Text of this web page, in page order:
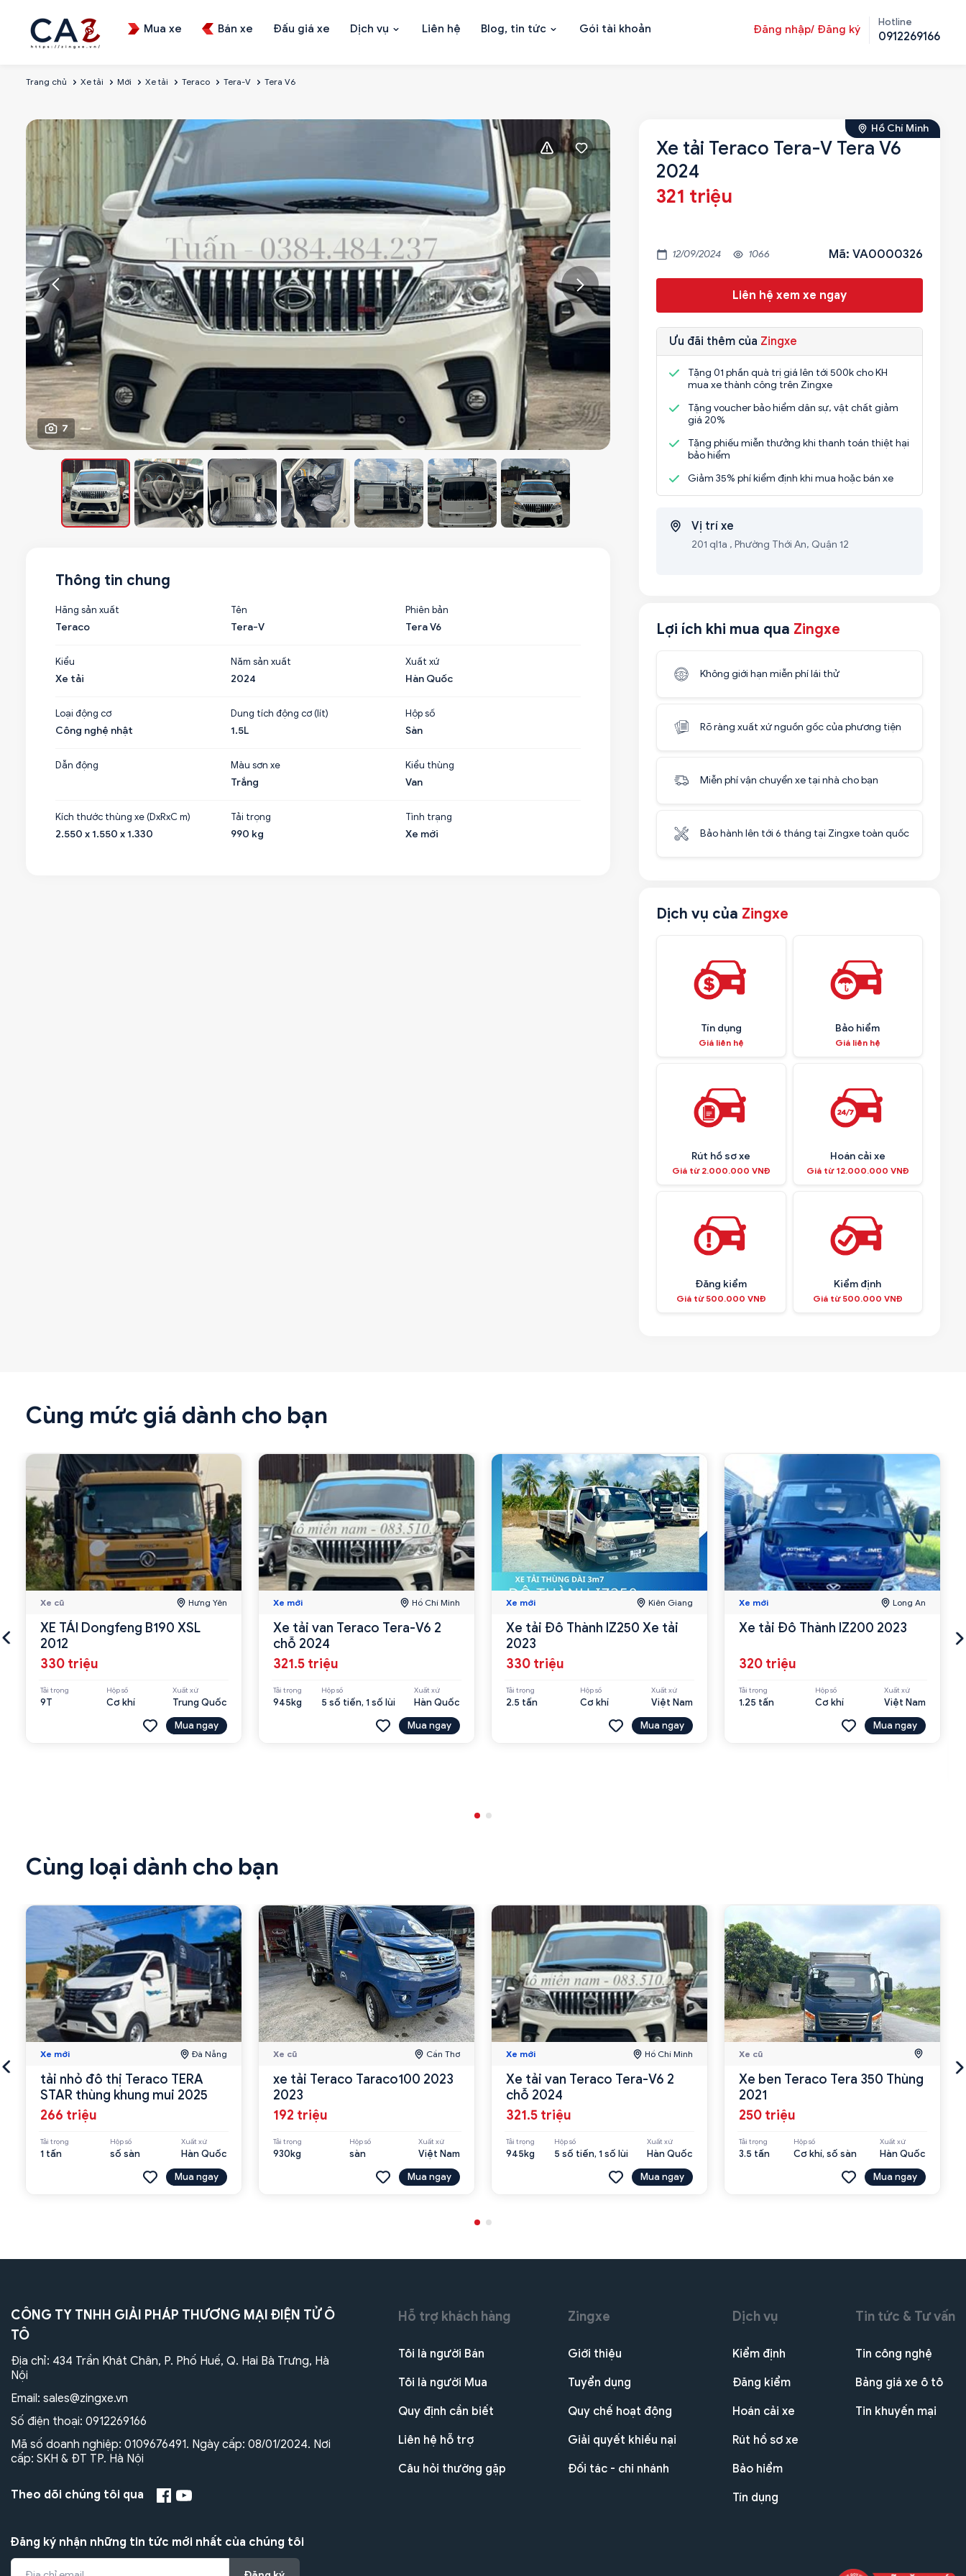
Mua xe Bán xe Đấu giá xe Dịch vụ Liên hệ Blog, tin tức Gói tài khoản Đăng nhập/ Đăng ký
Hotline
0912269166
Trang chủ Xe tải Mới Xe tải Teraco Tera-V Tera V6
7
Hồ Chí Minh
Xe tải Teraco Tera-V Tera V6
2024
321 triệu
12/09/2024 1066 Mã: VA0000326
Liên hệ xem xe ngay
Ưu đãi thêm của Zingxe
Tặng 01 phần quà trị giá lên tới 500k cho KH
mua xe thành công trên Zingxe
Tặng voucher bảo hiểm dân sự, vật chất giảm
giá 20%
Tặng phiếu miễn thưởng khi thanh toán thiệt hại
bảo hiểm
Giảm 35% phí kiểm định khi mua hoặc bán xe
Vị trí xe
201 ql1a , Phường Thới An, Quận 12
Lợi ích khi mua qua Zingxe
Không giới hạn miễn phí lái thử
Rõ ràng xuất xứ nguồn gốc của phương tiện
Miễn phí vận chuyển xe tại nhà cho bạn
Bảo hành lên tới 6 tháng tại Zingxe toàn quốc
Dịch vụ của Zingxe
Tín dụng
Giá liên hệ
Bảo hiểm
Giá liên hệ
Rút hồ sơ xe
Giá từ 2.000.000 VNĐ
Hoán cải xe
Giá từ 12.000.000 VNĐ
Đăng kiểm
Giá từ 500.000 VNĐ
Kiểm định
Giá từ 500.000 VNĐ
Thông tin chung
Hãng sản xuất
Teraco
Tên
Tera-V
Phiên bản
Tera V6
Kiểu
Xe tải
Năm sản xuất
2024
Xuất xứ
Hàn Quốc
Loại động cơ
Công nghệ nhật
Dung tích động cơ (lít)
1.5L
Hộp số
Sàn
Dẫn động
Màu sơn xe
Trắng
Kiểu thùng
Van
Kích thước thùng xe (DxRxC m)
2.550 x 1.550 x 1.330
Tải trọng
990 kg
Tình trạng
Xe mới
Cùng mức giá dành cho bạn
Xe cũ Hưng Yên
XE TẢI Dongfeng B190 XSL
2012
330 triệu
Tải trọng
9T
Hộp số
Cơ khí
Xuất xứ
Trung Quốc
Mua ngay
Xe mới Hồ Chí Minh
Xe tải van Teraco Tera-V6 2
chỗ 2024
321.5 triệu
Tải trọng
945kg
Hộp số
5 số tiến, 1 số lùi
Xuất xứ
Hàn Quốc
Mua ngay
Xe mới Kiên Giang
Xe tải Đô Thành IZ250 Xe tải
2023
330 triệu
Tải trọng
2.5 tấn
Hộp số
Cơ khí
Xuất xứ
Việt Nam
Mua ngay
Xe mới Long An
Xe tải Đô Thành IZ200 2023
320 triệu
Tải trọng
1.25 tấn
Hộp số
Cơ khí
Xuất xứ
Việt Nam
Mua ngay
Cùng loại dành cho bạn
Xe mới Đà Nẵng
tải nhỏ đô thị Teraco TERA
STAR thùng khung mui 2025
266 triệu
Tải trọng
1 tấn
Hộp số
số sàn
Xuất xứ
Hàn Quốc
Mua ngay
Xe cũ Cần Thơ
xe tải Teraco Taraco100 2023
2023
192 triệu
Tải trọng
930kg
Hộp số
sàn
Xuất xứ
Việt Nam
Mua ngay
Xe mới Hồ Chí Minh
Xe tải van Teraco Tera-V6 2
chỗ 2024
321.5 triệu
Tải trọng
945kg
Hộp số
5 số tiến, 1 số lùi
Xuất xứ
Hàn Quốc
Mua ngay
Xe cũ
Xe ben Teraco Tera 350 Thùng
2021
250 triệu
Tải trọng
3.5 tấn
Hộp số
Cơ khí, số sàn
Xuất xứ
Hàn Quốc
Mua ngay
CÔNG TY TNHH GIẢI PHÁP THƯƠNG MẠI ĐIỆN TỬ Ô
TÔ
Địa chỉ: 434 Trần Khát Chân, P. Phố Huế, Q. Hai Bà Trưng, Hà
Nội
Email: sales@zingxe.vn
Số điện thoại: 0912269166
Mã số doanh nghiệp: 0109676491. Ngày cấp: 08/01/2024. Nơi
cấp: SKH & ĐT TP. Hà Nội
Theo dõi chúng tôi qua
Đăng ký nhận những tin tức mới nhất của chúng tôi
Hỗ trợ khách hàng
Tôi là người Bán
Tôi là người Mua
Quy định cần biết
Liên hệ hỗ trợ
Câu hỏi thường gặp
Zingxe
Giới thiệu
Tuyển dụng
Quy chế hoạt động
Giải quyết khiếu nại
Đối tác - chi nhánh
Dịch vụ
Kiểm định
Đăng kiểm
Hoán cải xe
Rút hồ sơ xe
Bảo hiểm
Tín dụng
Tin tức & Tư vấn
Tin công nghệ
Bảng giá xe ô tô
Tin khuyến mại